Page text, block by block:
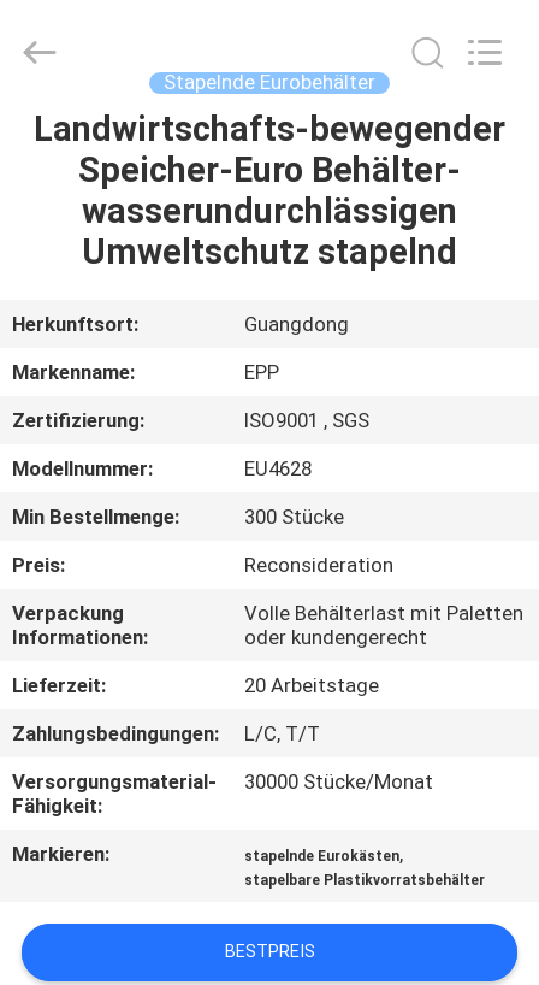
ZU
HAUSE
PRODUKTE
ÜBER
UNS
WERKSBESICHTIGUNG
QUALITÄTSKONTROLLE
KONTAKT
MIT
UNS
BITTE
UM
SITEMAP
Handing
Stapelnde Eurobehälter
Landwirtschafts-bewegender
Speicher-Euro Behälter-
wasserundurchlässigen
Umweltschutz stapelnd
Herkunftsort:
Guangdong
Markenname:
EPP
Zertifizierung:
ISO9001 , SGS
Modellnummer:
EU4628
Min Bestellmenge:
300 Stücke
Preis:
Reconsideration
Verpackung
Informationen:
Volle Behälterlast mit Paletten
oder kundengerecht
Lieferzeit:
20 Arbeitstage
Zahlungsbedingungen:
L/C, T/T
Versorgungsmaterial-
Fähigkeit:
30000 Stücke/Monat
Markieren: stapelnde Eurokästen,
stapelbare Plastikvorratsbehälter
BESTPREIS